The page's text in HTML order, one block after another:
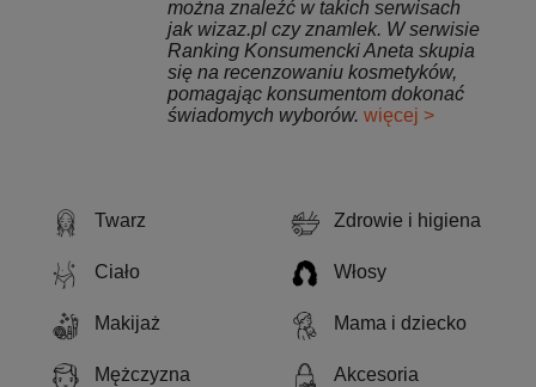
Twarz Zdrowie i higiena
Ciało Włosy
Makijaż Mama i dziecko
Mężczyzna Akcesoria
można znaleźć w takich serwisach
jak wizaz.pl czy znamlek. W serwisie
Ranking Konsumencki Aneta skupia
się na recenzowaniu kosmetyków,
pomagając konsumentom dokonać
świadomych wyborów. więcej >